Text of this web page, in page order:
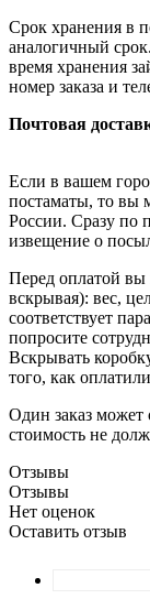
Срок хранения в
аналогичный
время хранения
номер заказа и
Почтовая
Если в вашем
постаматы, то вы
России. Сразу по
извещение о
Перед оплатой вы
вскрывая): вес,
соответствует
попросите
Вскрывать
того, как оплатили
Один заказ может
стоимость не
Отзывы
Отзывы
Нет оценок
Оставить отзыв